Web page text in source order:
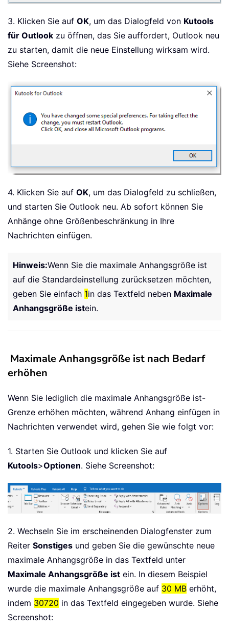
3. Klicken Sie auf OK, um das Dialogfeld von Kutools
für Outlook zu öffnen, das Sie auffordert, Outlook neu
zu starten, damit die neue Einstellung wirksam wird.
Siehe Screenshot:
4. Klicken Sie auf OK, um das Dialogfeld zu schließen,
und starten Sie Outlook neu. Ab sofort können Sie
Anhänge ohne Größenbeschränkung in Ihre
Nachrichten einfügen.
Hinweis:Wenn Sie die maximale Anhangsgröße ist
auf die Standardeinstellung zurücksetzen möchten,
geben Sie einfach 1in das Textfeld neben Maximale
Anhangsgröße istein.
Maximale Anhangsgröße ist nach Bedarf
erhöhen
Wenn Sie lediglich die maximale Anhangsgröße ist-
Grenze erhöhen möchten, während Anhang einfügen in
Nachrichten verwendet wird, gehen Sie wie folgt vor:
1. Starten Sie Outlook und klicken Sie auf
Kutools>Optionen. Siehe Screenshot:
2. Wechseln Sie im erscheinenden Dialogfenster zum
Reiter Sonstiges und geben Sie die gewünschte neue
maximale Anhangsgröße in das Textfeld unter
Maximale Anhangsgröße ist ein. In diesem Beispiel
wurde die maximale Anhangsgröße auf 30 MB erhöht,
indem 30720 in das Textfeld eingegeben wurde. Siehe
Screenshot: